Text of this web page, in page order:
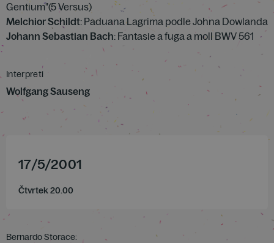
Gentium"(5 Versus)
Melchior Schildt: Paduana Lagrima podle Johna Dowlanda
Johann Sebastian Bach: Fantasie a fuga a moll BWV 561
Interpreti
Wolfgang Sauseng
17/5/2001
Čtvrtek 20.00
Bernardo Storace: